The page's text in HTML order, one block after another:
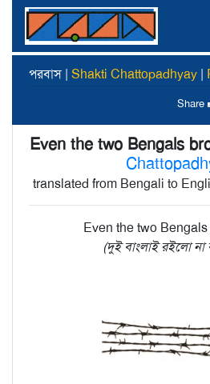
পরবাস | Shakti Chattopadhyay |
Share
Even the two Bengals
translated from Bengali to
Even the two
(দুই বাংলাই রইলো না